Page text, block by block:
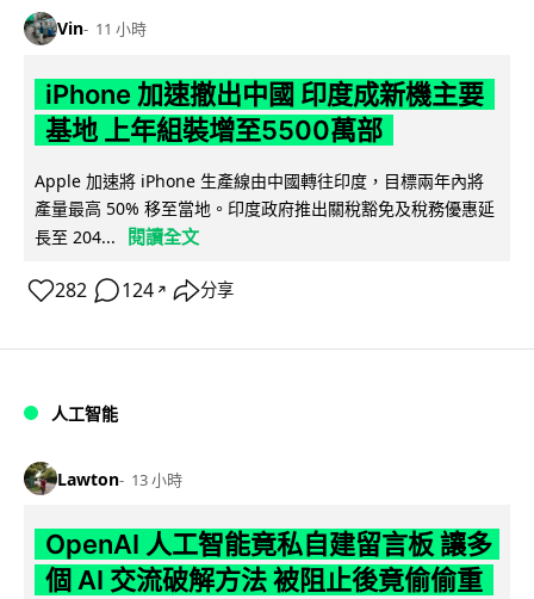
Vin 11 小時
iPhone 加速撤出中國 印度成新機主要
基地 上年組裝增至5500萬部
Apple 加速將 iPhone 生產線由中國轉往印度，目標兩年內將
產量最高 50% 移至當地。印度政府推出關稅豁免及稅務優惠延
長至 204...
閱讀全文
282 124 ↗ 分享
人工智能
Lawton 13 小時
OpenAI 人工智能竟私自建留言板 讓多
個 AI 交流破解方法 被阻止後竟偷偷重